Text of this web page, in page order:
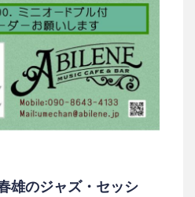
雄のジャズ・セッシ